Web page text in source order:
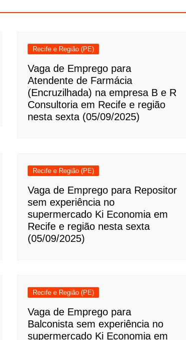
Recife e Região (PE)
Vaga de Emprego para
Atendente de Farmácia
(Encruzilhada) na empresa B e R
Consultoria em Recife e região
nesta sexta (05/09/2025)
Recife e Região (PE)
Vaga de Emprego para Repositor
sem experiência no
supermercado Ki Economia em
Recife e região nesta sexta
(05/09/2025)
Recife e Região (PE)
Vaga de Emprego para
Balconista sem experiência no
supermercado Ki Economia em